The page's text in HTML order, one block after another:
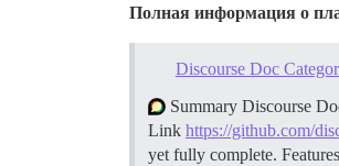
Полная информация о
Discourse Doc
Summary Discourse
Link https://github.com/
yet fully complete.